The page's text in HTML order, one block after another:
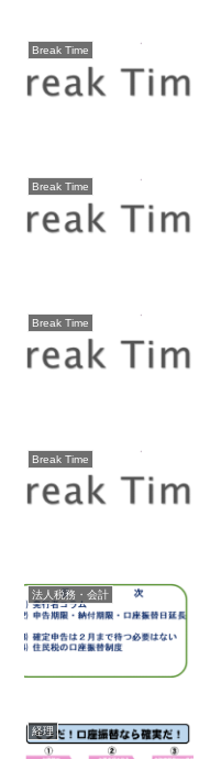
Break Time
Break Time
Break Time
Break Time
法人税務・会計
経理